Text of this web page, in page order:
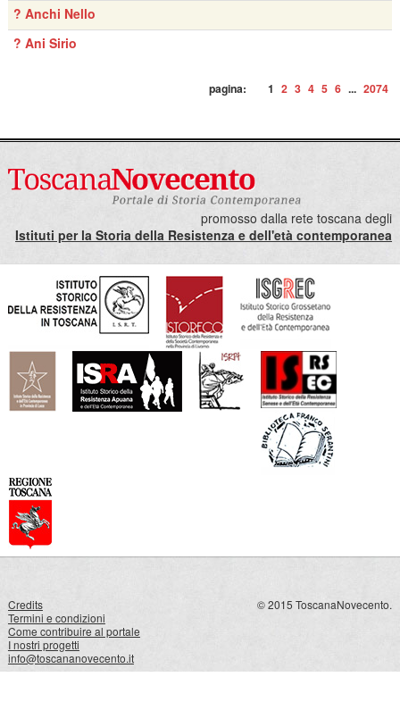
? Anchi Nello
? Ani Sirio
pagina: 1 2 3 4 5 6 ... 2074
promosso dalla rete toscana degli
Istituti per la Storia della Resistenza e dell'età contemporanea
Credits
Termini e condizioni
Come contribuire al portale
I nostri progetti
info@toscananovecento.it
© 2015 ToscanaNovecento.